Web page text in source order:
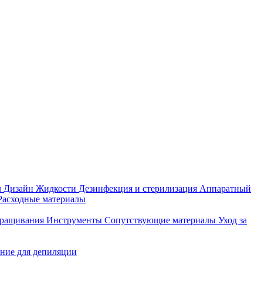
Дизайн Жидкости Дезинфекция и стерилизация Аппаратный
материалы
Инструменты Сопутствующие материалы Уход за
для депиляции